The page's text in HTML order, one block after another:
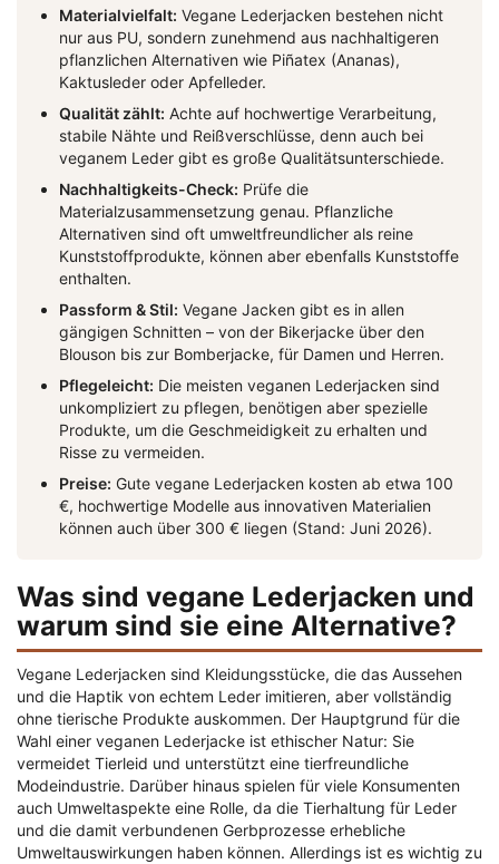
Materialvielfalt: Vegane Lederjacken bestehen nicht
nur aus PU, sondern zunehmend aus nachhaltigeren
pflanzlichen Alternativen wie Piñatex (Ananas),
Kaktusleder oder Apfelleder.
Qualität zählt: Achte auf hochwertige Verarbeitung,
stabile Nähte und Reißverschlüsse, denn auch bei
veganem Leder gibt es große Qualitätsunterschiede.
Nachhaltigkeits-Check: Prüfe die
Materialzusammensetzung genau. Pflanzliche
Alternativen sind oft umweltfreundlicher als reine
Kunststoffprodukte, können aber ebenfalls Kunststoffe
enthalten.
Passform & Stil: Vegane Jacken gibt es in allen
gängigen Schnitten – von der Bikerjacke über den
Blouson bis zur Bomberjacke, für Damen und Herren.
Pflegeleicht: Die meisten veganen Lederjacken sind
unkompliziert zu pflegen, benötigen aber spezielle
Produkte, um die Geschmeidigkeit zu erhalten und
Risse zu vermeiden.
Preise: Gute vegane Lederjacken kosten ab etwa 100
€, hochwertige Modelle aus innovativen Materialien
können auch über 300 € liegen (Stand: Juni 2026).
Was sind vegane Lederjacken und
warum sind sie eine Alternative?
Vegane Lederjacken sind Kleidungsstücke, die das Aussehen
und die Haptik von echtem Leder imitieren, aber vollständig
ohne tierische Produkte auskommen. Der Hauptgrund für die
Wahl einer veganen Lederjacke ist ethischer Natur: Sie
vermeidet Tierleid und unterstützt eine tierfreundliche
Modeindustrie. Darüber hinaus spielen für viele Konsumenten
auch Umweltaspekte eine Rolle, da die Tierhaltung für Leder
und die damit verbundenen Gerbprozesse erhebliche
Umweltauswirkungen haben können. Allerdings ist es wichtig zu